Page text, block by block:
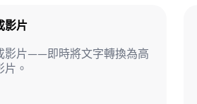
影片
影片——即時將文字轉換為高
片。